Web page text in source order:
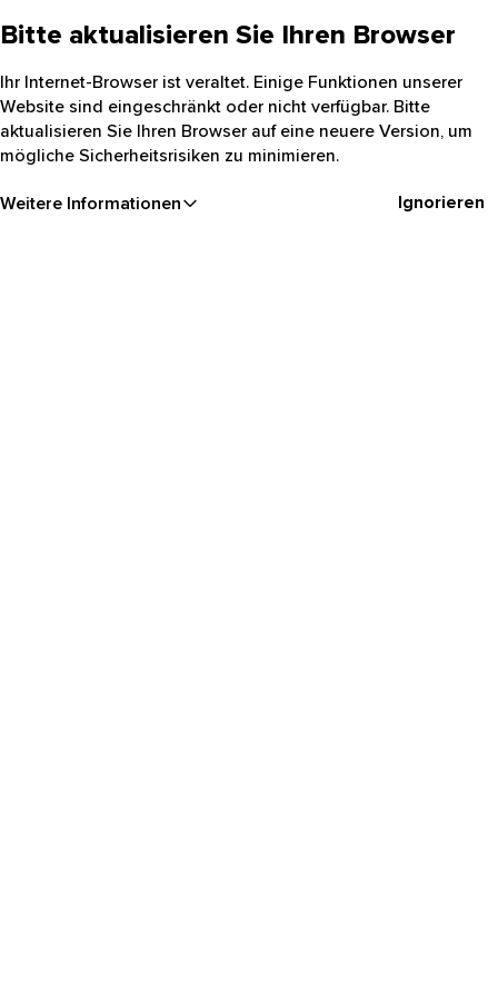
Bitte aktualisieren Sie Ihren Browser
Ihr Internet-Browser ist veraltet. Einige Funktionen unserer
Website sind eingeschränkt oder nicht verfügbar. Bitte
aktualisieren Sie Ihren Browser auf eine neuere Version, um
mögliche Sicherheitsrisiken zu minimieren.
Weitere Informationen Ignorieren